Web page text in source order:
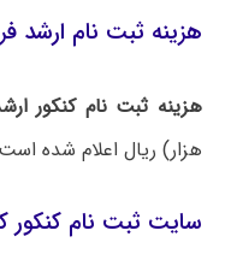
هزینه ثبت نام ارشد
هزینه ثبت نام کنکور ارشد
هزار) ریال اعلام شده
سایت ثبت نام کنکور